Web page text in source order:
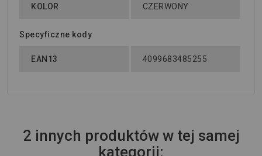
KOLOR CZERWONY
Specyficzne kody
EAN13 4099683485255
2 innych produktów w tej samej
kategorii: